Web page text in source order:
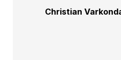
Christian